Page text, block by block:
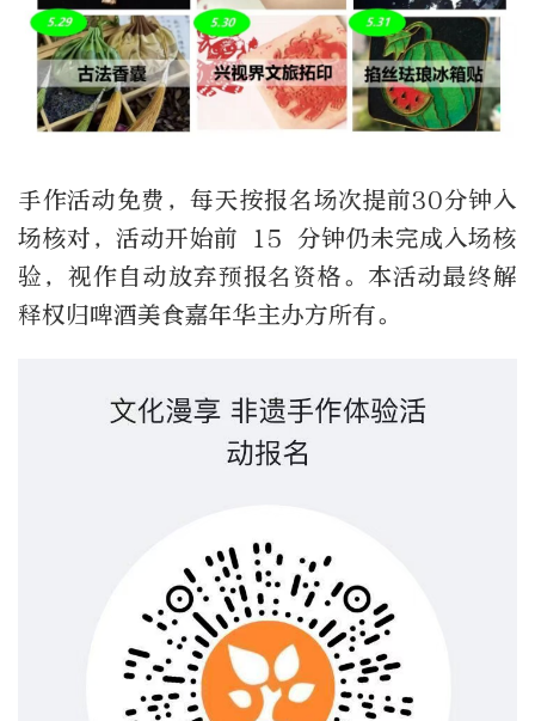
手作活动免费，每天按报名场次提前30分钟入
场核对，活动开始前 15 分钟仍未完成入场核
验，视作自动放弃预报名资格。本活动最终解
释权归啤酒美食嘉年华主办方所有。